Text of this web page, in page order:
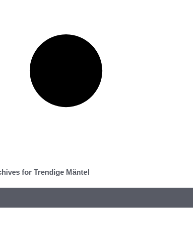
for Trendige Mäntel